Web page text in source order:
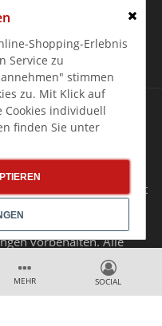
MEHR
2024/2025/2026
Shop richten sich
kirchliche
Unser Angebot richtet
Versandkosten. Alle
vorbehalten. Alle
Shopping-Erlebnis
Service zu
stimmen
zu. Mit Klick auf
Cookies individuell
finden Sie unter